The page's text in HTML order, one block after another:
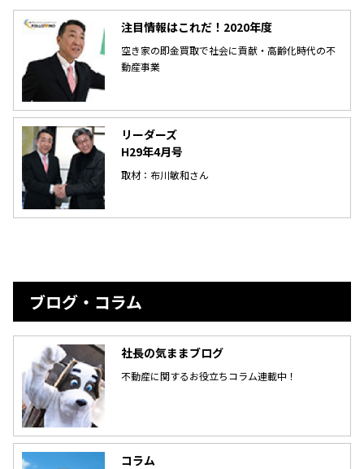
注目情報はこれだ！2020年度
空き家の即金買取で社会に貢献・高齢化時代の不
動産事業
リーダーズ
H29年4月号
取材：布川敏和さん
ブログ・コラム
社長の気ままブログ
不動産に関するお役立ちコラム連載中！
コラム